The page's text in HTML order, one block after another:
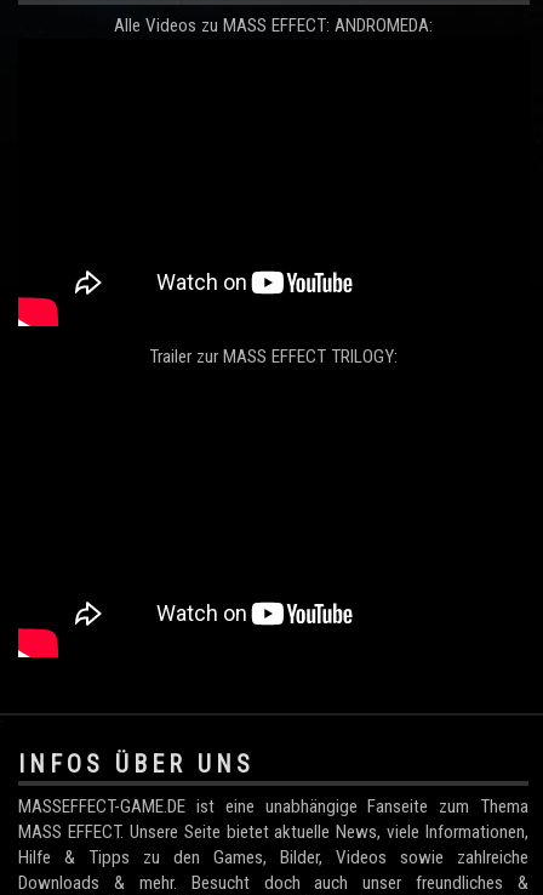
Alle Videos zu MASS EFFECT: ANDROMEDA:
Trailer zur MASS EFFECT TRILOGY:
.
INFOS ÜBER UNS
MASSEFFECT-GAME.DE ist eine unabhängige Fanseite zum Thema
MASS EFFECT. Unsere Seite bietet aktuelle News, viele Informationen,
Hilfe & Tipps zu den Games, Bilder, Videos sowie zahlreiche
Downloads & mehr. Besucht doch auch unser freundliches &